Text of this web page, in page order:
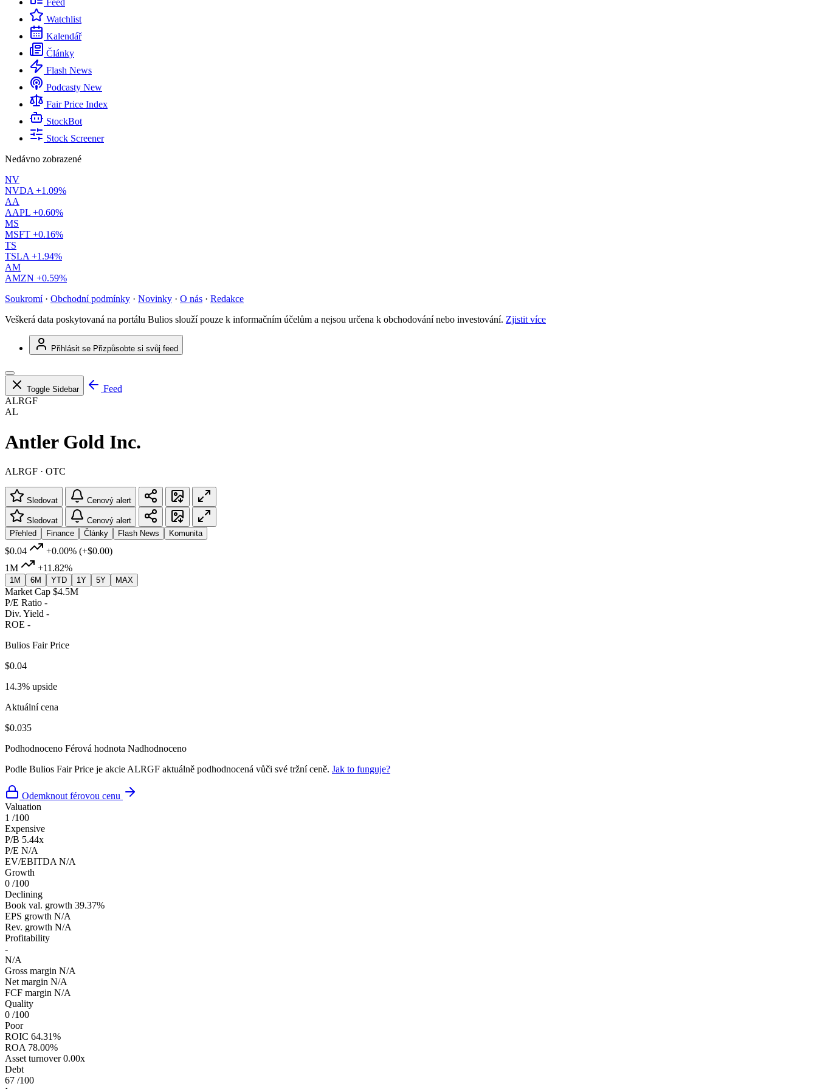
Feed
Watchlist
Kalendář
Články
Flash News
Podcasty New
Fair Price Index
StockBot
Stock Screener
Nedávno zobrazené
NV
NVDA +1.09%
AA
AAPL +0.60%
MS
MSFT +0.16%
TS
TSLA +1.94%
AM
AMZN +0.59%
Soukromí · Obchodní podmínky · Novinky · O nás · Redakce
Veškerá data poskytovaná na portálu Bulios slouží pouze k informačním účelům a nejsou určena k obchodování nebo investování. Zjistit více
Přihlásit se Přizpůsobte si svůj feed
Toggle Sidebar
Feed
ALRGF
AL
Antler Gold Inc.
ALRGF · OTC
Sledovat Cenový alert
Sledovat
Cenový alert
Přehled
Finance Články Flash News Komunita
$0.04 +0.00% (+$0.00)
1M
+11.82%
1M 6M YTD 1Y 5Y MAX
Market Cap $4.5M
P/E Ratio -
Div. Yield -
ROE -
Bulios Fair Price
$0.04
14.3% upside
Aktuální cena
$0.035
Podhodnoceno Férová hodnota Nadhodnoceno
Podle Bulios Fair Price je akcie ALRGF aktuálně podhodnocená vůči své tržní ceně. Jak to funguje?
Odemknout férovou cenu
Valuation
1 /100
Expensive
P/B 5.44x
P/E N/A
EV/EBITDA N/A
Growth
0 /100
Declining
Book val. growth 39.37%
EPS growth N/A
Rev. growth N/A
Profitability
-
N/A
Gross margin N/A
Net margin N/A
FCF margin N/A
Quality
0 /100
Poor
ROIC 64.31%
ROA 78.00%
Asset turnover 0.00x
Debt
67 /100